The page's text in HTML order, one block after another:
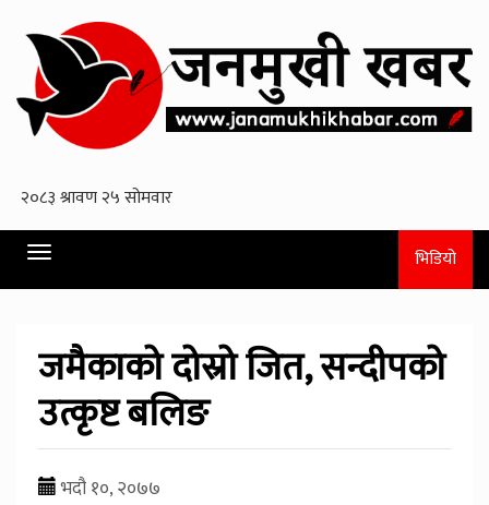
Toggle
navigation
भिडियो
जमैकाको दोस्रो जित, सन्दीपको
उत्कृष्ट बलिङ
भदौ १०, २०७७